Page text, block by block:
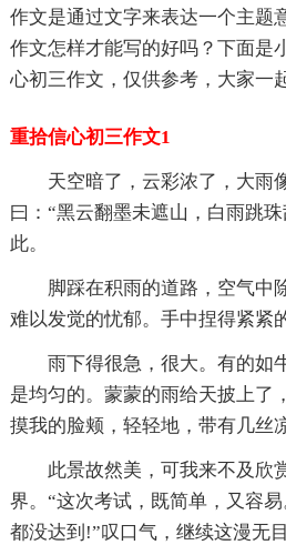
作文是通过文字来表达一个主题
作文怎样才能写的好吗？下面是
心初三作文，仅供参考，大家一
重拾信心初三作文1
天空暗了，云彩浓了，大雨
曰：“黑云翻墨未遮山，白雨跳
此。
脚踩在积雨的道路，空气中
难以发觉的忧郁。手中捏得紧紧
雨下得很急，很大。有的如
是均匀的。蒙蒙的雨给天披上了
摸我的脸颊，轻轻地，带有几丝
此景故然美，可我来不及欣
界。“这次考试，既简单，又容
都没达到!”叹口气，继续这漫无